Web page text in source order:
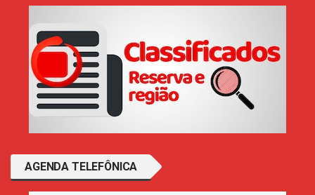
AGENDA TELEFÔNICA